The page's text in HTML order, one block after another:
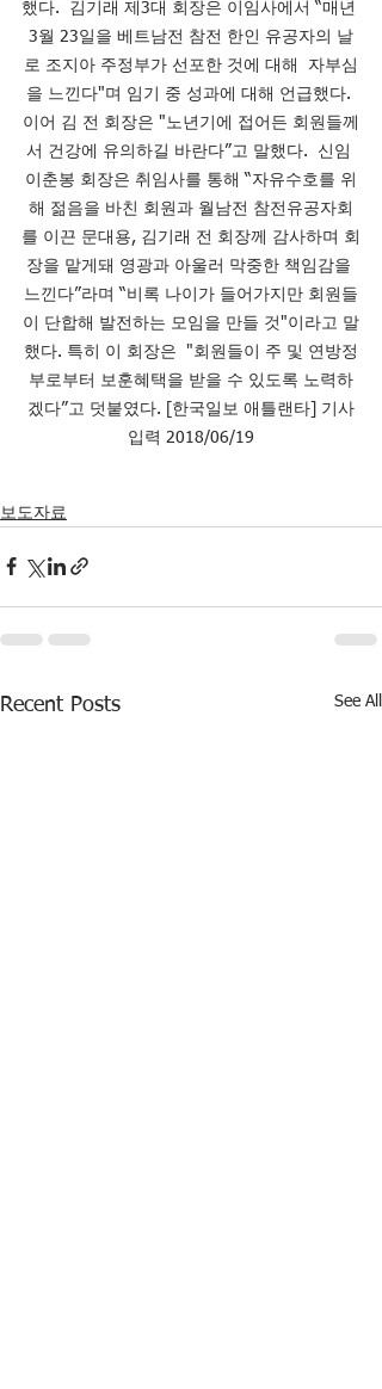
했다.  김기래 제3대 회장은 이임사에서 “매년
3월 23일을 베트남전 참전 한인 유공자의 날
로 조지아 주정부가 선포한 것에 대해  자부심
을 느낀다"며 임기 중 성과에 대해 언급했다.
이어 김 전 회장은 "노년기에 접어든 회원들께
서 건강에 유의하길 바란다”고 말했다.  신임
이춘봉 회장은 취임사를 통해 “자유수호를 위
해 젊음을 바친 회원과 월남전 참전유공자회
를 이끈 문대용, 김기래 전 회장께 감사하며 회
장을 맡게돼 영광과 아울러 막중한 책임감을
느낀다”라며 “비록 나이가 들어가지만 회원들
이 단합해 발전하는 모임을 만들 것"이라고 말
했다. 특히 이 회장은  "회원들이 주 및 연방정
부로부터 보훈혜택을 받을 수 있도록 노력하
겠다”고 덧붙였다. [한국일보 애틀랜타] 기사
입력 2018/06/19
보도자료
Recent Posts See All